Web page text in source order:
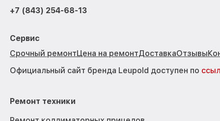
+7 (843) 254-68-13
Сервис
Срочный ремонтЦена на ремонтДоставкаОтзывы
Официальный сайт бренда Leupold доступен по
Ремонт техники